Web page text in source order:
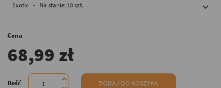
Exotic - Na stanie: 10 szt.
Cena
68,99 zł
Ilość DODAJ DO KOSZYKA